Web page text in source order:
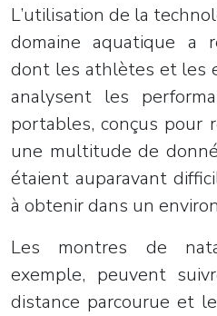
L’utilisation de la
domaine aquatique a
dont les athlètes et les
analysent les
portables, conçus pour
une multitude de
étaient auparavant
à obtenir dans un
Les montres de
exemple, peuvent
distance parcourue et